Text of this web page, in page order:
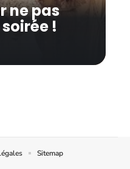
ne pas
!
Sitemap